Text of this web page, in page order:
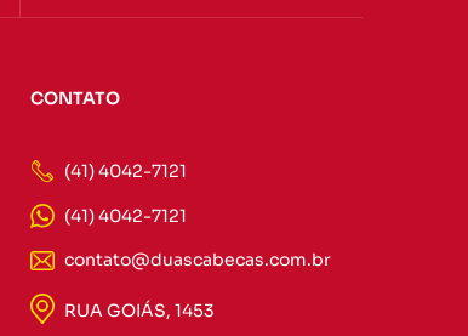
CONTATO
(41) 4042-7121
(41) 4042-7121
contato@duascabecas.com.br
RUA GOIÁS, 1453